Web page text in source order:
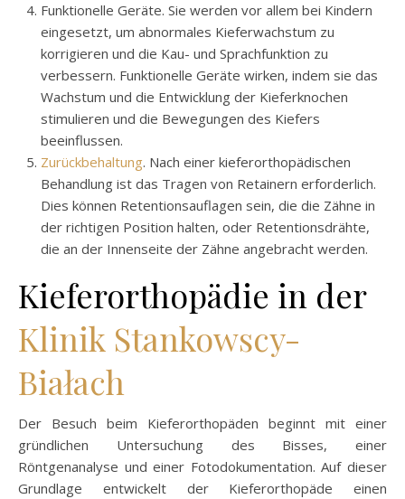
Funktionelle Geräte. Sie werden vor allem bei Kindern
eingesetzt, um abnormales Kieferwachstum zu
korrigieren und die Kau- und Sprachfunktion zu
verbessern. Funktionelle Geräte wirken, indem sie das
Wachstum und die Entwicklung der Kieferknochen
stimulieren und die Bewegungen des Kiefers
beeinflussen.
Zurückbehaltung. Nach einer kieferorthopädischen
Behandlung ist das Tragen von Retainern erforderlich.
Dies können Retentionsauflagen sein, die die Zähne in
der richtigen Position halten, oder Retentionsdrähte,
die an der Innenseite der Zähne angebracht werden.
Kieferorthopädie in der
Klinik Stankowscy-
Białach
Der Besuch beim Kieferorthopäden beginnt mit einer
gründlichen Untersuchung des Bisses, einer
Röntgenanalyse und einer Fotodokumentation. Auf dieser
Grundlage entwickelt der Kieferorthopäde einen